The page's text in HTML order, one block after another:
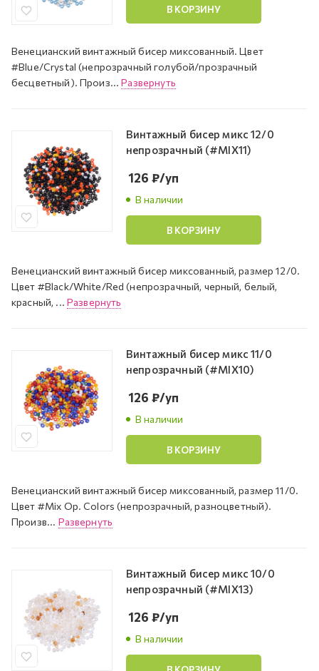
В КОРЗИНУ
Венецианский винтажный бисер миксованный. Цвет
#Blue/Crystal (непрозрачный голубой/прозрачный
бесцветный). Произ...Развернуть
Винтажный бисер микс 12/0
непрозрачный (#MIX11)
В наличии
126 ₽/уп
В КОРЗИНУ
Венецианский винтажный бисер миксованный, размер 12/0.
Цвет #Black/White/Red (непрозрачный, черный, белый,
красный, ... Развернуть
Винтажный бисер микс 11/0
непрозрачный (#MIX10)
В наличии
126 ₽/уп
В КОРЗИНУ
Венецианский винтажный бисер миксованный, размер 11/0.
Цвет #Mix Op. Colors (непрозрачный, разноцветный).
Произв... Развернуть
Винтажный бисер микс 10/0
непрозрачный (#MIX13)
В наличии
126 ₽/уп